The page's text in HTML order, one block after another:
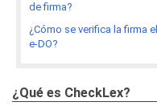
de firma?
¿Cómo se verifica la firma
e-DO?
¿Qué es CheckLex?